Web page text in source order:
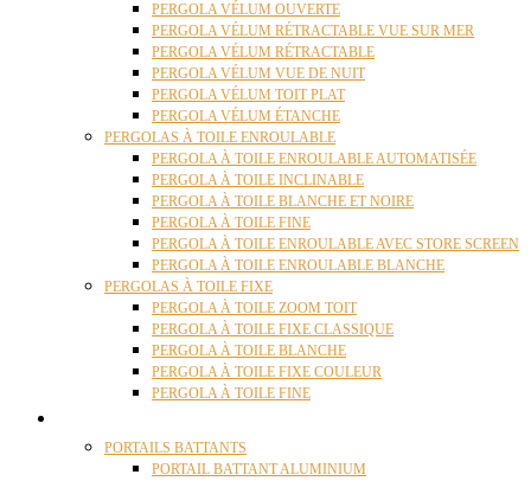
PERGOLA VÉLUM OUVERTE
PERGOLA VÉLUM RÉTRACTABLE VUE SUR MER
PERGOLA VÉLUM RÉTRACTABLE
PERGOLA VÉLUM VUE DE NUIT
PERGOLA VÉLUM TOIT PLAT
PERGOLA VÉLUM ÉTANCHE
PERGOLAS À TOILE ENROULABLE
PERGOLA À TOILE ENROULABLE AUTOMATISÉE
PERGOLA À TOILE INCLINABLE
PERGOLA À TOILE BLANCHE ET NOIRE
PERGOLA À TOILE FINE
PERGOLA À TOILE ENROULABLE AVEC STORE SCREEN
PERGOLA À TOILE ENROULABLE BLANCHE
PERGOLAS À TOILE FIXE
PERGOLA À TOILE ZOOM TOIT
PERGOLA À TOILE FIXE CLASSIQUE
PERGOLA À TOILE BLANCHE
PERGOLA À TOILE FIXE COULEUR
PERGOLA À TOILE FINE
PORTAILS BATTANTS
PORTAIL BATTANT ALUMINIUM